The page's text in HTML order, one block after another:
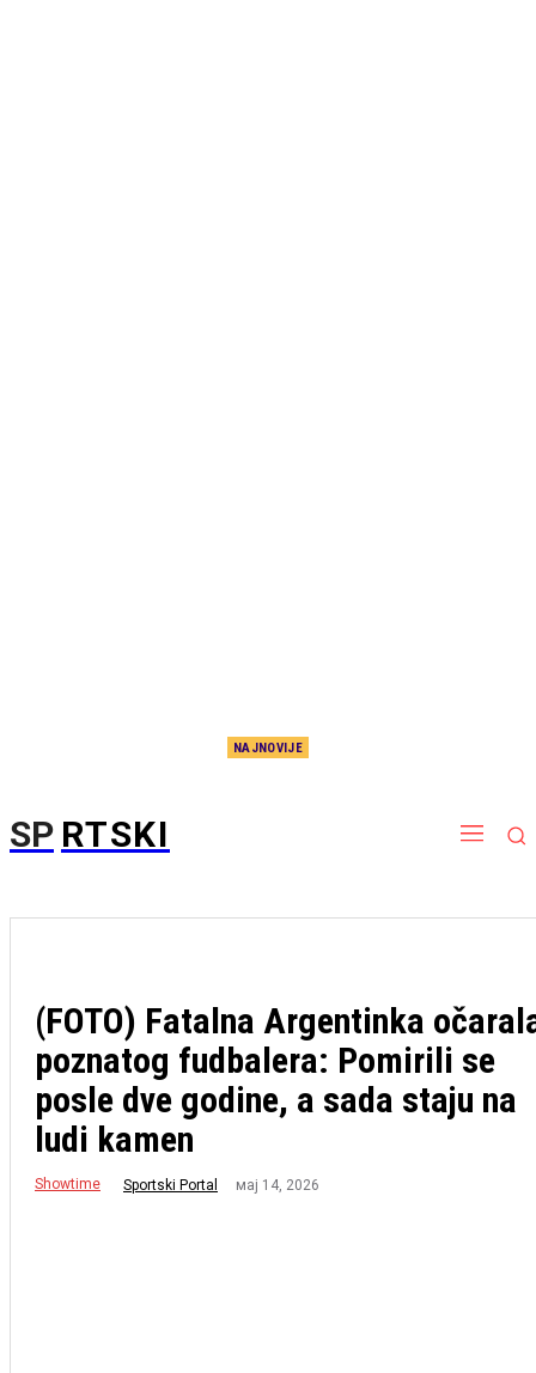
NAJNOVIJE
SP RTSKI
(FOTO) Fatalna Argentinka
poznatog fudbalera: Pomirili se
posle dve godine, a sada staju na
ludi kamen
Showtime Sportski Portal мај 14, 2026